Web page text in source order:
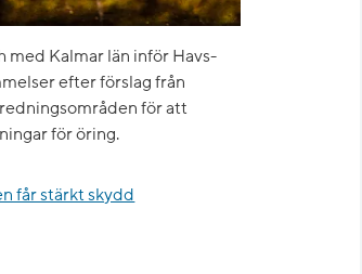
med Kalmar län inför Havs-
efter förslag från
för att
för öring.
får stärkt skydd